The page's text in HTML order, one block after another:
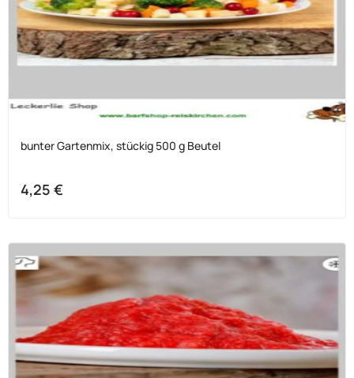
bunter Gartenmix, stückig 500 g Beutel
4,25 €